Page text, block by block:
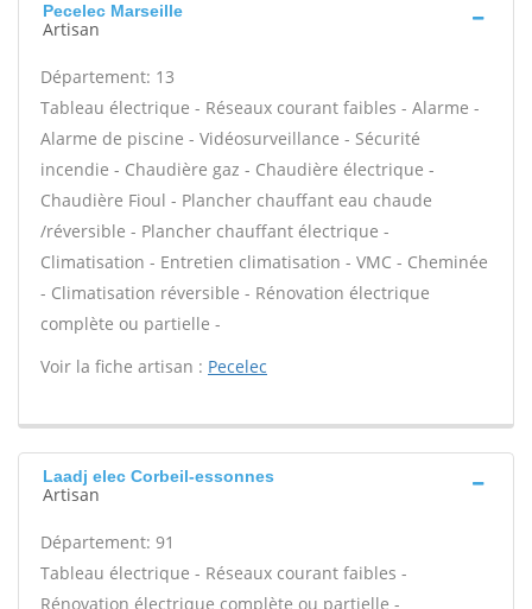
Pecelec Marseille
Artisan
Département: 13
Tableau électrique - Réseaux courant faibles - Alarme -
Alarme de piscine - Vidéosurveillance - Sécurité
incendie - Chaudière gaz - Chaudière électrique -
Chaudière Fioul - Plancher chauffant eau chaude
/réversible - Plancher chauffant électrique -
Climatisation - Entretien climatisation - VMC - Cheminée
- Climatisation réversible - Rénovation électrique
complète ou partielle -
Voir la fiche artisan : Pecelec
Laadj elec Corbeil-essonnes
Artisan
Département: 91
Tableau électrique - Réseaux courant faibles -
Rénovation électrique complète ou partielle -